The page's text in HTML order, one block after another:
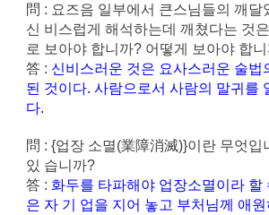
問 : 요즈음 일부에서 큰스님들의 깨달
신 비스럽게 해석하는데 깨쳤다는 것
로 보아야 합니까? 어떻게 보아야 합
答 : 신비스러운 것은 요사스러운 술법
된 것이다. 사람으로서 사람의 말귀를
다.
問 : {업장 소멸(業障消滅)}이란 무엇입
있 습니까?
答 : 화두를 타파해야 업장소멸이라 할
은 자 기 업을 지어 놓고 부처님께 애